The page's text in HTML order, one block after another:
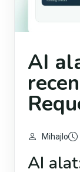
AI
Mihajlo
AI